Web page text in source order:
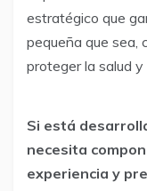
estratégico que
pequeña que sea,
proteger la salud y
Si está
necesita
experiencia y